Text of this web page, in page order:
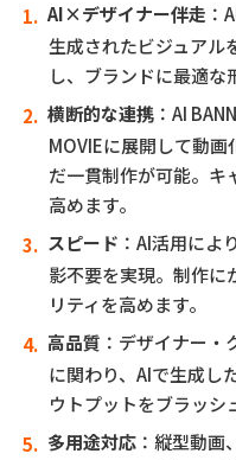
AI×デザイナー伴走 ：
生成されたビジュアル
し、ブランドに最適な
横断的な連携 ：AI
MOVIEに展開して動
だ一貫制作が可能。キ
高めます。
スピード ：AI活用によ
影不要を実現。制作に
リティを高めます。
高品質 ：デザイナー・
に関わり、AIで生成し
ウトプットをブラッシ
多用途対応 ：縦型動画